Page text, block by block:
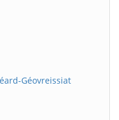
Géovreissiat